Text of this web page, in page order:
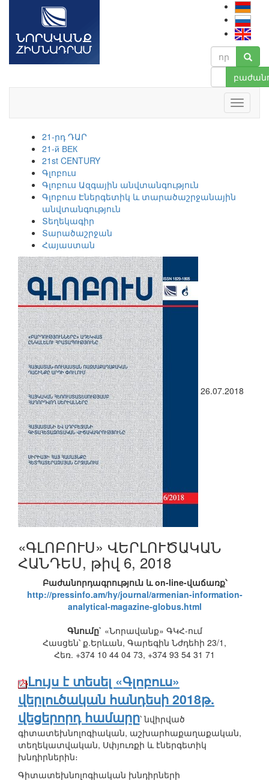
21-րդ ԴԱՐ
21-й ВЕК
21st CENTURY
Գլոբուս
Գլոբուս Ազգային անվտանգություն
Գլոբուս Էներգետիկ և տարածաշրջանային
անվտանգություն
Տեղեկագիր
Տարածաշրջան
Հայաստան
26.07.2018
«ԳԼՈԲՈՒՍ» ՎԵՐԼՈՒԾԱԿԱՆ
ՀԱՆԴԵՍ, թիվ 6, 2018
Բաժանորդագրություն և on-line-վաճառք՝
http://pressinfo.am/hy/journal/armenian-information-
analytical-magazine-globus.html
Գնումը` «Նորավանք» ԳԿՀ-ում
Հասցեն՝ ք.Երևան, Գարեգին Նժդեհի 23/1,
Հեռ. +374 10 44 04 73, +374 93 54 31 71
Լույս է տեսել «Գլոբուս»
վերլուծական հանդեսի 2018թ.
վեցերորդ համարը՝ նվիրված
գիտատեխնոլոգիական, աշխարհաքաղաքական,
տեղեկատվական, Սփյուռքի և էներգետիկ
խնդիրներին։
Գիտատեխնոլոգիական խնդիրների